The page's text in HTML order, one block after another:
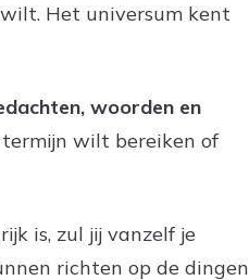
Het universum kent
woorden en
wilt bereiken of
is, zul jij vanzelf je
richten op de dingen